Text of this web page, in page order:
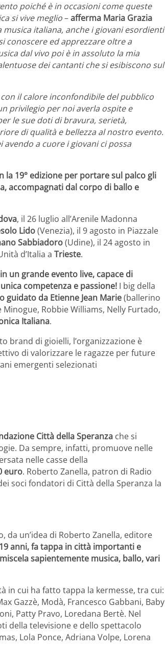
poiché è in occasioni come queste
si vive meglio–afferma Maria Grazia
italiana, anche i giovani esordienti
conoscere ed apprezzare oltre a
dal vivo poi è in assoluto la mia
dei cantanti che si esibiscono sul
il calore inconfondibile del pubblico
privilegio per noi averla ospite e
le sue doti di bravura, serietà,
di qualità e bellezza al nostro evento.
a cuore i giovani ci possa
la 19° edizione per portare sul palco gli
accompagnati dal corpo di ballo e
, il 26 luglio all’Arenile Madonna
Lido(Venezia), il 9 agosto in Piazzale
Sabbiadoro(Udine), il 24 agosto in
d’Italia a Trieste.
un grande evento live, capace di
competenza e passione! I big della
guidato da Etienne Jean Marie(ballerino
Robbie Williams, Nelly Furtado,
Italiana.
brand di gioielli, l’organizzazione è
di valorizzare le ragazze per future
emergenti selezionati
Città della Speranza che si
Da sempre, infatti, promuove nelle
nelle casse della
euro. Roberto Zanella, patron di Radio
soci fondatori di Città della Speranza la
da un’idea di Roberto Zanella, editore
anni, fa tappa in città importanti e
sapientemente musica, ballo, vari
in cui ha fatto tappa la kermesse, tra cui:
Gazzè, Modà, Francesco Gabbani, Baby
Patty Pravo, Loredana Bertè. Nel
della televisione e dello spettacolo
Lola Ponce, Adriana Volpe, Lorena